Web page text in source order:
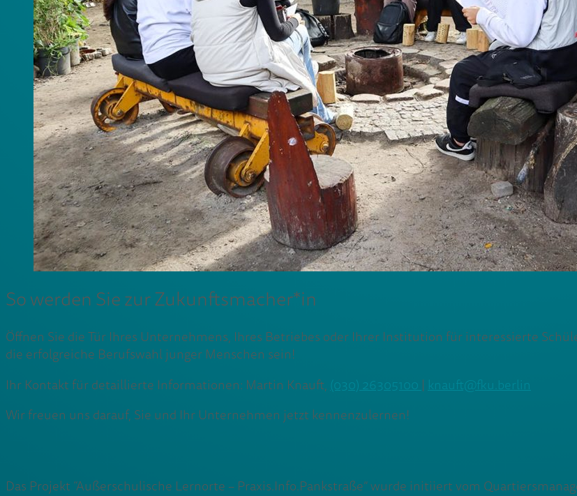
So werden Sie zur Zukunftsmacher*in
Öffnen Sie die Tür Ihres Unternehmens, Ihres Betriebes oder Ihrer Institution für interessierte
die erfolgreiche Berufswahl junger Menschen sein!
Ihr Kontakt für detaillierte Informationen: Martin Knauft, (030) 26305100 | knauft@fku.berlin
Wir freuen uns darauf, Sie und Ihr Unternehmen jetzt kennenzulernen!
Das Projekt “Außerschulische Lernorte – Praxis.Info.Pankstraße” wurde initiiert vom